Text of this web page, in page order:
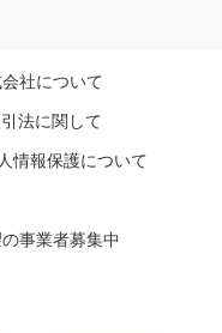
社について
法に関して
情報保護について
事業者募集中